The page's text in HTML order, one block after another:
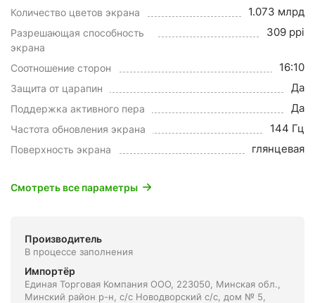
Количество цветов экрана 1.073 млрд
Разрешающая способность
экрана
309 ppi
Соотношение сторон 16:10
Защита от царапин Да
Поддержка активного пера Да
Частота обновления экрана 144 Гц
Поверхность экрана глянцевая
Смотреть все параметры
Производитель
В процессе заполнения
Импортёр
Единая Торговая Компания ООО, 223050, Минская обл.,
Минский район р-н, с/с Новодворский с/с, дом № 5,